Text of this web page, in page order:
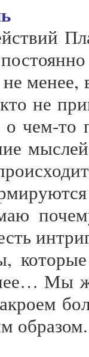
менее,
не
чем-то
Мы
образом.